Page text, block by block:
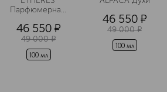
Подробнее
Парфюмерная
46 550 ¤
49 000 ¤
100 мл
46 550 ¤
49 000 ¤
100 мл